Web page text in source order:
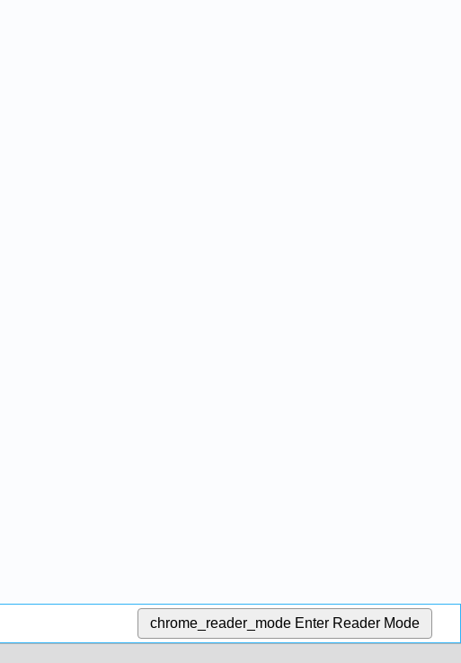
chrome_reader_mode Enter Reader Mode